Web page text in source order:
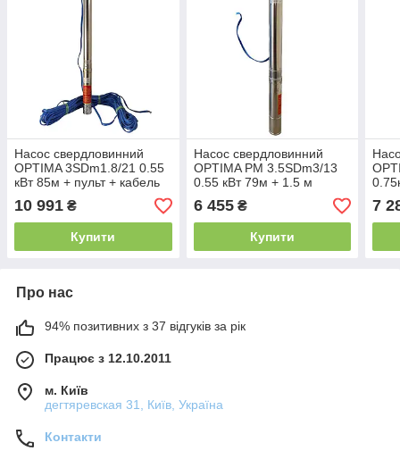
Насос свердловинний
OPTIMA 3SDm1.8/21 0.55
кВт 85м + пульт + кабель
45м
10 991 ₴
Купити
Насос свердловинний
OPTIMA PM 3.5SDm3/13
0.55 кВт 79м + 1.5 м
кабель, із вбудованим
конденсатором (без
пульта)
6 455₴
Купити
7
Про нас
94% позитивних з 37 відгуків за рік
Працює з 12.10.2011
м. Київ
дегтяревская 31, Київ, Україна
Контакти